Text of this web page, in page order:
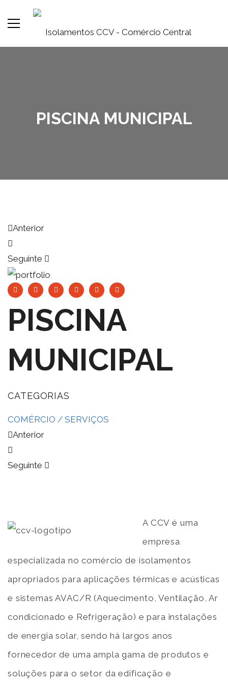
PISCINA MUNICIPAL
Anterior
Seguinte
PISCINA
MUNICIPAL
CATEGORIAS
COMÉRCIO / SERVIÇOS
Anterior
Seguinte
A CCV é uma
empresa
especializada no comércio de isolamentos
apropriados para aplicações térmicas e acústicas
e sistemas AVAC/R (Aquecimento, Ventilação, Ar
condicionado e Refrigeração) e para instalações
de energia solar, sendo há largos anos
fornecedor de uma ampla gama de produtos e
soluções para o setor da edificação e